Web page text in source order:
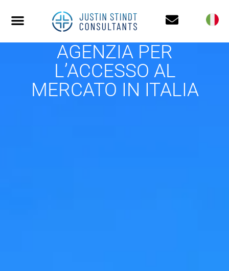
AGENZIA PER
L’ACCESSO AL
MERCATO IN ITALIA